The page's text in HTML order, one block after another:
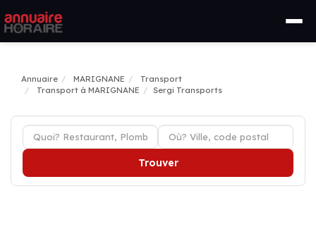
Annuaire MARIGNANE
Transport
Transport à MARIGNANE
Sergi Transports
Trouver